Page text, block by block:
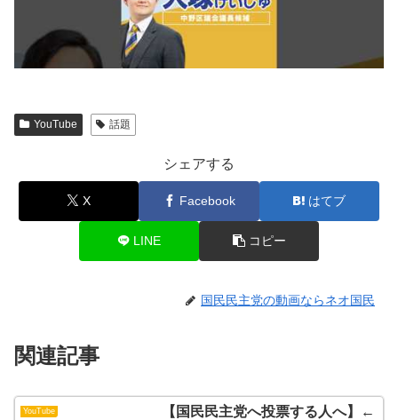
YouTube 話題
シェアする
X Facebook はてブ
LINE コピー
国民民主党の動画ならネオ国民
関連記事
YouTube
【国民民主党へ投票する人へ】←